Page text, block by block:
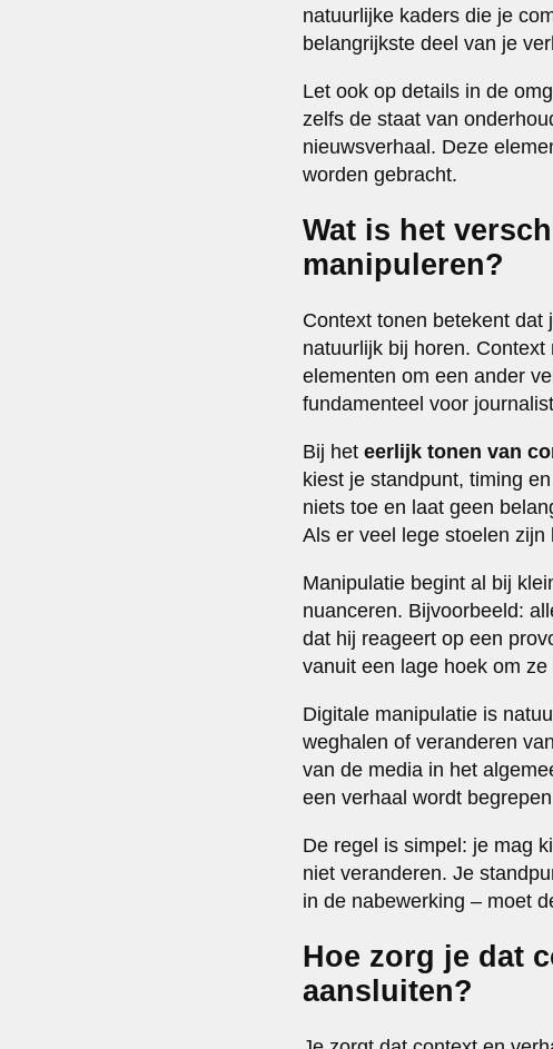
natuurlijke kaders die je
belangrijkste deel van je
Let ook op details in de
zelfs de staat van
nieuwsverhaal. Deze
worden gebracht.
Wat is het
manipuleren?
Context tonen betekent
natuurlijk bij horen.
elementen om een ander
fundamenteel voor
Bij het eerlijk tonen van
kiest je standpunt, timing
niets toe en laat geen
Als er veel lege stoelen
Manipulatie begint al bij
nuanceren. Bijvoorbeeld:
dat hij reageert op een
vanuit een lage hoek om
Digitale manipulatie is
weghalen of veranderen
van de media in het
een verhaal wordt
De regel is simpel: je mag
niet veranderen. Je
in de nabewerking – moet
Hoe zorg je dat
aansluiten?